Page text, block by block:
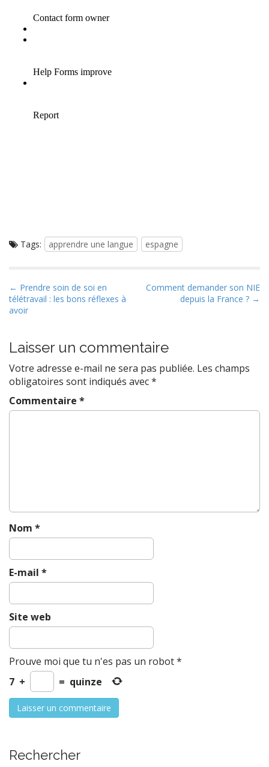
Tags: apprendre une langue espagne
P
o
n
a
v
i
g
← Prendre soin de soi en
télétravail : les bons réflexes à
avoir
Comment demander son NIE
depuis la France ? →
Laisser un commentaire
Votre adresse e-mail ne sera pas publiée. Les champs
obligatoires sont indiqués avec*
Commentaire *
Nom *
E-mail *
Site web
Prouve moi que tu n'es pas un robot*
7 + = quinze
Rechercher